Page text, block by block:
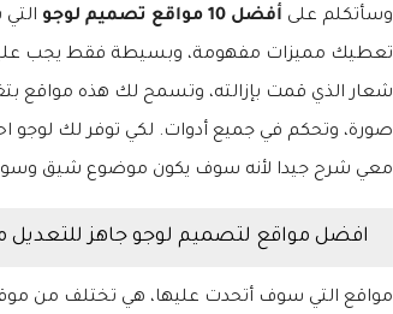
وسأتكلم على أفضل 10 مواقع تصميم لوجو
تعطيك مميزات مفهومة، وبسيطة فقط يجب عليك
شعار الذي قمت بإزالته، وتسمح لك هذه مواقع
صورة، وتحكم في جميع أدوات. لكي توفر لك لوجو
معي شرح جيدا لأنه سوف يكون موضوع شيق
افضل مواقع لتصميم لوجو جاهز للتعديل
مواقع التي سوف أتحدت عليها، هي تختلف من